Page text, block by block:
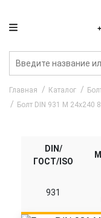
Главная Каталог
Болт DIN 931 M
DIN/
ГОСТ/ISO
931